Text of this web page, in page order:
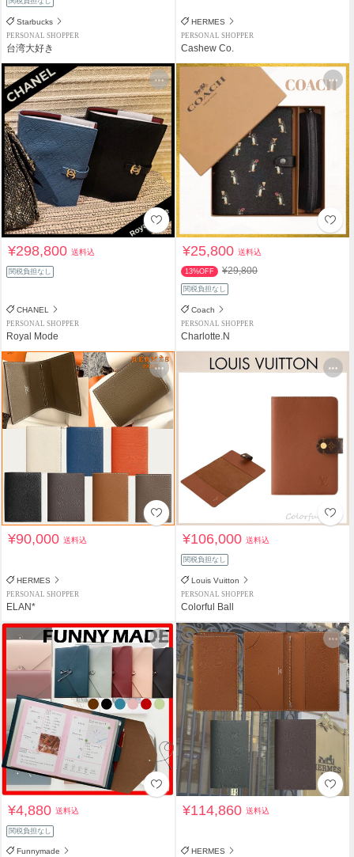
Starbucks
PERSONAL SHOPPER
台湾大好き
HERMES
PERSONAL SHOPPER
Cashew Co.
¥298,800送料込
関税負担なし
CHANEL
PERSONAL SHOPPER
Royal Mode
¥25,800送料込
13%OFF ¥29,800
関税負担なし
Coach
PERSONAL SHOPPER
Charlotte.N
¥90,000送料込
HERMES
PERSONAL SHOPPER
ELAN*
¥106,000送料込
関税負担なし
Louis Vuitton
PERSONAL SHOPPER
Colorful Ball
¥4,880送料込
関税負担なし
Funnymade
¥114,860送料込
HERMES